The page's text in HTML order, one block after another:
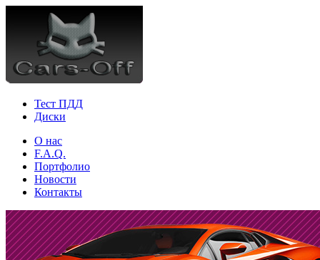
Тест ПДД
Диски
О нас
F.A.Q.
Портфолио
Новости
Контакты